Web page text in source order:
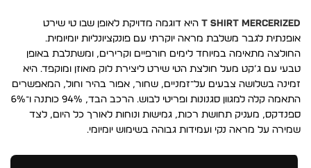
T SHIRT MERCERIZED היא דוגמה מדויקת לאופן שבו טי שירט
אופנתית לגבר משלבת מראה יוקרתי עם פונקציונליות יומיומית.
החולצה מתאימה במיוחד לימים חורפיים וקרירים, ומשתלבת באופן
טבעי עם ג’קט מעל חולצת הטי שירט ליצירת לוק מאוזן ומוקפד. היא
זמינה בשלושה צבעים על־זמניים, שחור, אפור בהיר וחול, המאפשרים
התאמה קלה למגוון סגנונות ופריטי לבוש. הרכב הבד, 94% כותנה ו־6%
ספנדקס, מעניק תחושת רכות, גמישות ונוחות לאורך כל היום, לצד
שמירה על מראה נקי ועמידות גבוהה בשימוש יומיומי.